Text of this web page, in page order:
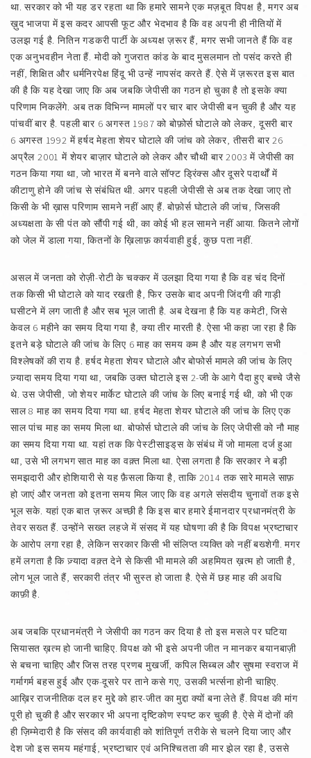
था. सरकार को भी यह डर रहता था कि हमारे सामने एक मज़बूत विपक्ष है, मगर अब
ख़ुद भाजपा में इस कदर आपसी फूट और भेदभाव है कि वह अपनी ही नीतियों में
उलझ गई है. नितिन गडकरी पार्टी के अध्यक्ष ज़रूर हैं, मगर सभी जानते हैं कि वह
एक अनुभवहीन नेता हैं. मोदी को गुजरात कांड के बाद मुसलमान तो पसंद करते ही
नहीं, शिक्षित और धर्मनिरपेक्ष हिंदू भी उन्हें नापसंद करते हैं. ऐसे में ज़रूरत इस बात
की है कि यह देखा जाए कि अब जबकि जेपीसी का गठन हो चुका है तो इसके क्या
परिणाम निकलेंगे. अब तक विभिन्न मामलों पर चार बार जेपीसी बन चुकी है और यह
पांचवीं बार है. पहली बार 6 अगस्त 1987 को बोफ़ोर्स घोटाले को लेकर, दूसरी बार
6 अगस्त 1992 में हर्षद मेहता शेयर घोटाले की जांच को लेकर, तीसरी बार 26
अप्रैल 2001 में शेयर बाज़ार घोटाले को लेकर और चौथी बार 2003 में जेपीसी का
गठन किया गया था, जो भारत में बनने वाले सॉफ्ट ड्रिंक्स और दूसरे पदार्थों में
कीटाणु होने की जांच से संबंधित थी. अगर पहली जेपीसी से अब तक देखा जाए तो
किसी के भी ख़ास परिणाम सामने नहीं आए हैं. बोफ़ोर्स घोटाले की जांच, जिसकी
अध्यक्षता के सी पंत को सौंपी गई थी, का कोई भी हल सामने नहीं आया. कितने लोगों
को जेल में डाला गया, कितनों के ख़िलाफ़ कार्यवाही हुई, कुछ पता नहीं.
असल में जनता को रोज़ी-रोटी के चक्कर में उलझा दिया गया है कि वह चंद दिनों
तक किसी भी घोटाले को याद रखती है, फिर उसके बाद अपनी जिंदगी की गाड़ी
घसीटने में लग जाती है और सब भूल जाती है. अब देखना है कि यह कमेटी, जिसे
केवल 6 महीने का समय दिया गया है, क्या तीर मारती है. ऐसा भी कहा जा रहा है कि
इतने बड़े घोटाले की जांच के लिए 6 माह का समय कम है और यह लगभग सभी
विश्लेषकों की राय है. हर्षद मेहता शेयर घोटाले और बोफोर्स मामले की जांच के लिए
ज़्यादा समय दिया गया था, जबकि उक्त घोटाले इस 2-जी के आगे पैदा हुए बच्चे जैसे
थे. उस जेपीसी, जो शेयर मार्केट घोटाले की जांच के लिए बनाई गई थी, को भी एक
साल 8 माह का समय दिया गया था. हर्षद मेहता शेयर घोटाले की जांच के लिए एक
साल पांच माह का समय मिला था. बोफोर्स घोटाले की जांच के लिए जेपीसी को नौ माह
का समय दिया गया था. यहां तक कि पेस्टीसाइड्‌स के संबंध में जो मामला दर्ज हुआ
था, उसे भी लगभग सात माह का वक़्त मिला था. ऐसा लगता है कि सरकार ने बड़ी
समझदारी और होशियारी से यह फ़ैसला किया है, ताकि 2014 तक सारे मामले साफ़
हो जाएं और जनता को इतना समय मिल जाए कि वह अगले संसदीय चुनावों तक इसे
भूल सके. यहां एक बात ज़रूर अच्छी है कि इस बार हमारे ईमानदार प्रधानमंत्री के
तेवर सख्त हैं. उन्होंने सख्त लहजे में संसद में यह घोषणा की है कि विपक्ष भ्रष्टाचार
के आरोप लगा रहा है, लेकिन सरकार किसी भी संलिप्त व्यक्ति को नहीं बख्शेगी. मगर
हमें लगता है कि ज़्यादा वक़्त देने से किसी भी मामले की अहमियत ख़त्म हो जाती है,
लोग भूल जाते हैं, सरकारी तंत्र भी सुस्त हो जाता है. ऐसे में छह माह की अवधि
काफ़ी है.
अब जबकि प्रधानमंत्री ने जेसीपी का गठन कर दिया है तो इस मसले पर घटिया
सियासत ख़त्म हो जानी चाहिए. विपक्ष को भी इसे अपनी जीत न मानकर बयानबाज़ी
से बचना चाहिए और जिस तरह प्रणब मुखर्जी, कपिल सिब्बल और सुषमा स्वराज में
गर्मागर्म बहस हुई और एक-दूसरे पर ताने कसे गए, उसकी भर्त्सना होनी चाहिए.
आख़िर राजनीतिक दल हर मुद्दे को हार-जीत का मुद्दा क्यों बना लेते हैं. विपक्ष की मांग
पूरी हो चुकी है और सरकार भी अपना दृष्टिकोण स्पष्ट कर चुकी है. ऐसे में दोनों की
ही ज़िम्मेदारी है कि संसद की कार्यवाही को शांतिपूर्ण तरीके से चलने दिया जाए और
देश जो इस समय महंगाई, भ्रष्टाचार एवं अनिश्चितता की मार झेल रहा है, उससे